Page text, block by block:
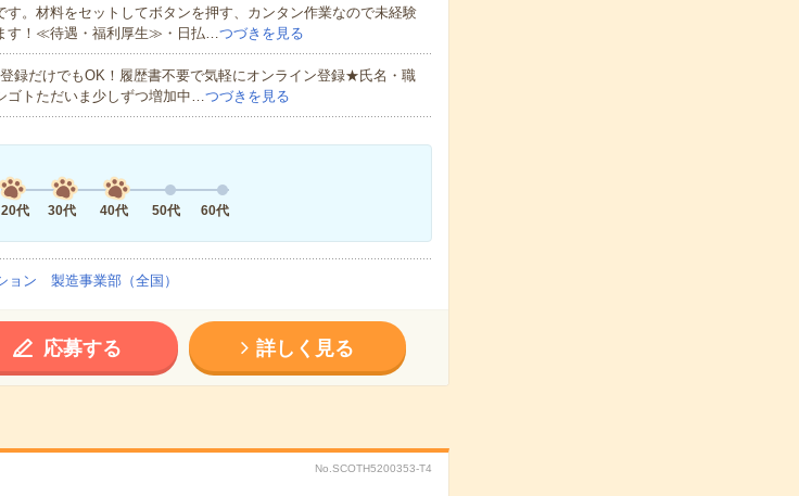
す。材料をセットしてボタンを押す、カンタン作業なので未経験
す！≪待遇・福利厚生≫・日払…つづきを見る
録だけでもOK！履歴書不要で気軽にオンライン登録★氏名・職
ゴトただいま少しずつ増加中…つづきを見る
20代
30代 40代 50代 60代
ョン 製造事業部（全国）
応募する 詳しく見る
No.SCOTH5200353-T4